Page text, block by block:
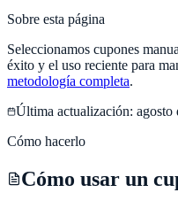
Sobre esta página
Seleccionamos cupones
éxito y el uso reciente para
metodología completa.
Última actualización: agosto
Cómo hacerlo
Cómo usar un